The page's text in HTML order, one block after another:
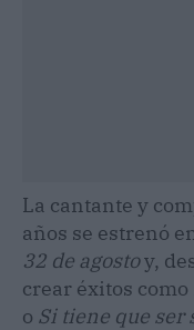
La cantante y
años se estrenó
32 de agostoy,
crear éxitos como
o Si tiene que ser